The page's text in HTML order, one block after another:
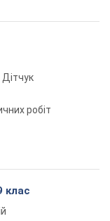
Дітчук
робіт
клас